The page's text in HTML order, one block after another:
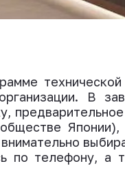
В
по телефону, а